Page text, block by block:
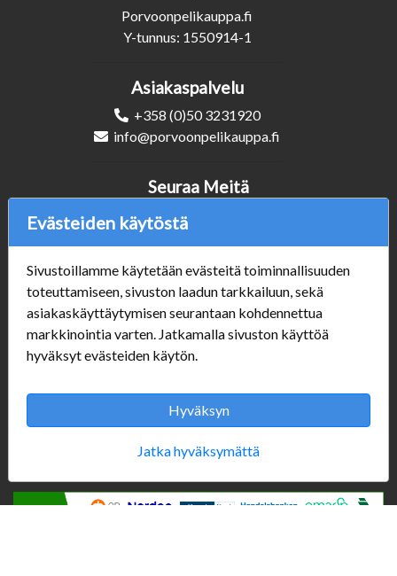
Porvoonpelikauppa.fi
Y-tunnus: 1550914-1
Asiakaspalvelu
+358 (0)50 3231920
info@porvoonpelikauppa.fi
Verkkokauppa
#Yhteiskuntavastuu
#porvoonsithlord
Tilaus- ja toimitusehdot
ALE TUOTTEET
Aukioloajat:
Seuraa Meitä
Evästeiden käytöstä
Sivustoillamme käytetään evästeitä toiminnallisuuden
toteuttamiseen, sivuston laadun tarkkailuun, sekä
asiakaskäyttäytymisen seurantaan kohdennettua
markkinointia varten. Jatkamalla sivuston käyttöä
hyväksyt evästeiden käytön.
Hyväksyn
Jatka hyväksymättä